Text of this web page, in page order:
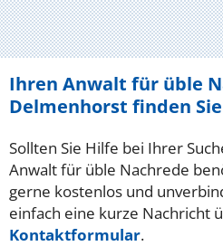
Ihren Anwalt für üble
Delmenhorst finden
Sollten Sie Hilfe bei Ihrer
Anwalt für üble Nachrede
gerne kostenlos und
einfach eine kurze Nachricht
Kontaktformular.